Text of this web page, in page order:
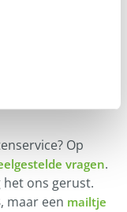
Op
vragen.
ons gerust.
maar een mailtje